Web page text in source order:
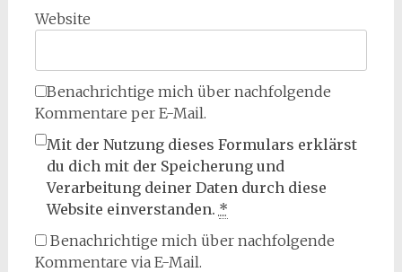
Website
Benachrichtige mich über nachfolgende
Kommentare per E-Mail.
Mit der Nutzung dieses Formulars erklärst
du dich mit der Speicherung und
Verarbeitung deiner Daten durch diese
Website einverstanden. *
Benachrichtige mich über nachfolgende
Kommentare via E-Mail.